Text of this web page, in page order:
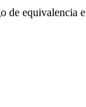
de equivalencia